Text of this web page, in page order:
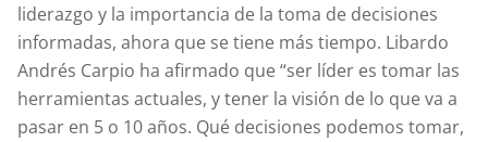
liderazgo y la importancia de la toma de decisiones
informadas, ahora que se tiene más tiempo. Libardo
Andrés Carpio ha afirmado que “ser líder es tomar las
herramientas actuales, y tener la visión de lo que va a
pasar en 5 o 10 años. Qué decisiones podemos tomar,